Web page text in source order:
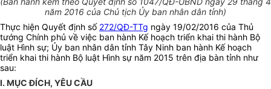
năm 2016 của Chủ tịch Ủy ban nhân dân tỉnh)
Thực hiện Quyết định số 272/QĐ-TTg ngày 19/02/2016 của Thủ
tướng Chính phủ về việc ban hành Kế hoạch triển khai thi hành Bộ
luật Hình sự; Ủy ban nhân dân tỉnh Tây Ninh ban hành Kế hoạch
triển khai thi hành Bộ luật Hình sự năm 2015 trên địa bàn tỉnh như
sau:
I. MỤC ĐÍCH, YÊU CẦU